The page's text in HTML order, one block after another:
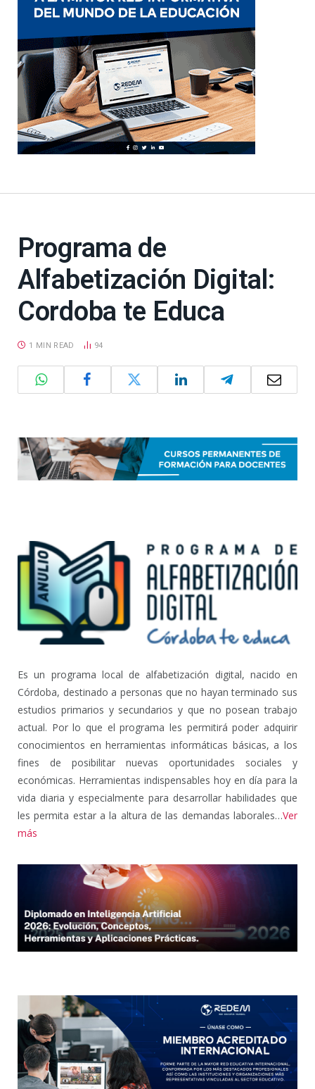
Programa de
Alfabetización Digital:
Cordoba te Educa
1 MIN READ 94
Es un programa local de alfabetización digital, nacido en
Córdoba, destinado a personas que no hayan terminado sus
estudios primarios y secundarios y que no posean trabajo
actual. Por lo que el programa les permitirá poder adquirir
conocimientos en herramientas informáticas básicas, a los
fines de posibilitar nuevas oportunidades sociales y
económicas. Herramientas indispensables hoy en día para la
vida diaria y especialmente para desarrollar habilidades que
les permita estar a la altura de las demandas laborales…Ver
más